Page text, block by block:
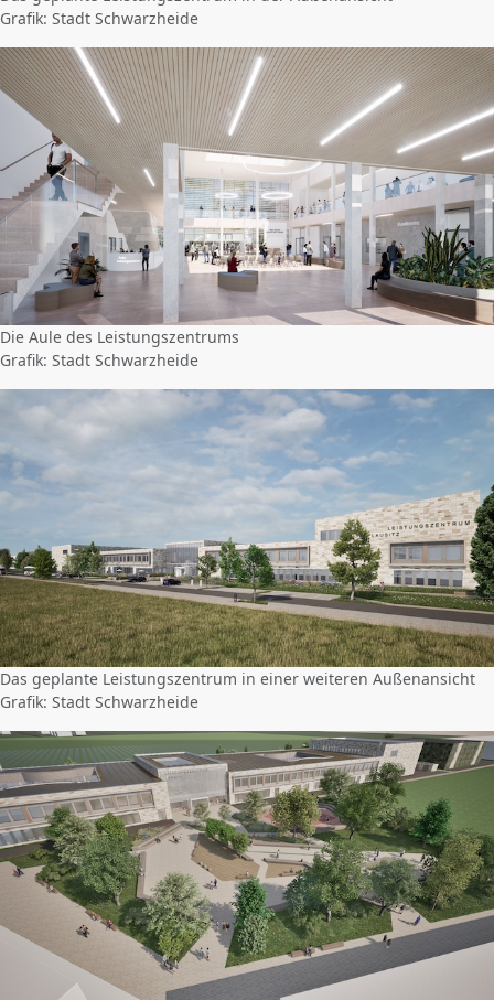
Grafik: Stadt Schwarzheide
Die Aule des Leistungszentrums
Grafik: Stadt Schwarzheide
Das geplante Leistungszentrum in einer weiteren Außenansicht
Grafik: Stadt Schwarzheide